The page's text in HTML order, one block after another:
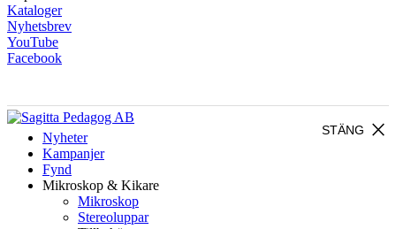
Kataloger
Nyhetsbrev
YouTube
Facebook
close
STÄNG
Nyheter
Kampanjer
Fynd
Mikroskop & Kikare
Mikroskop
Stereoluppar